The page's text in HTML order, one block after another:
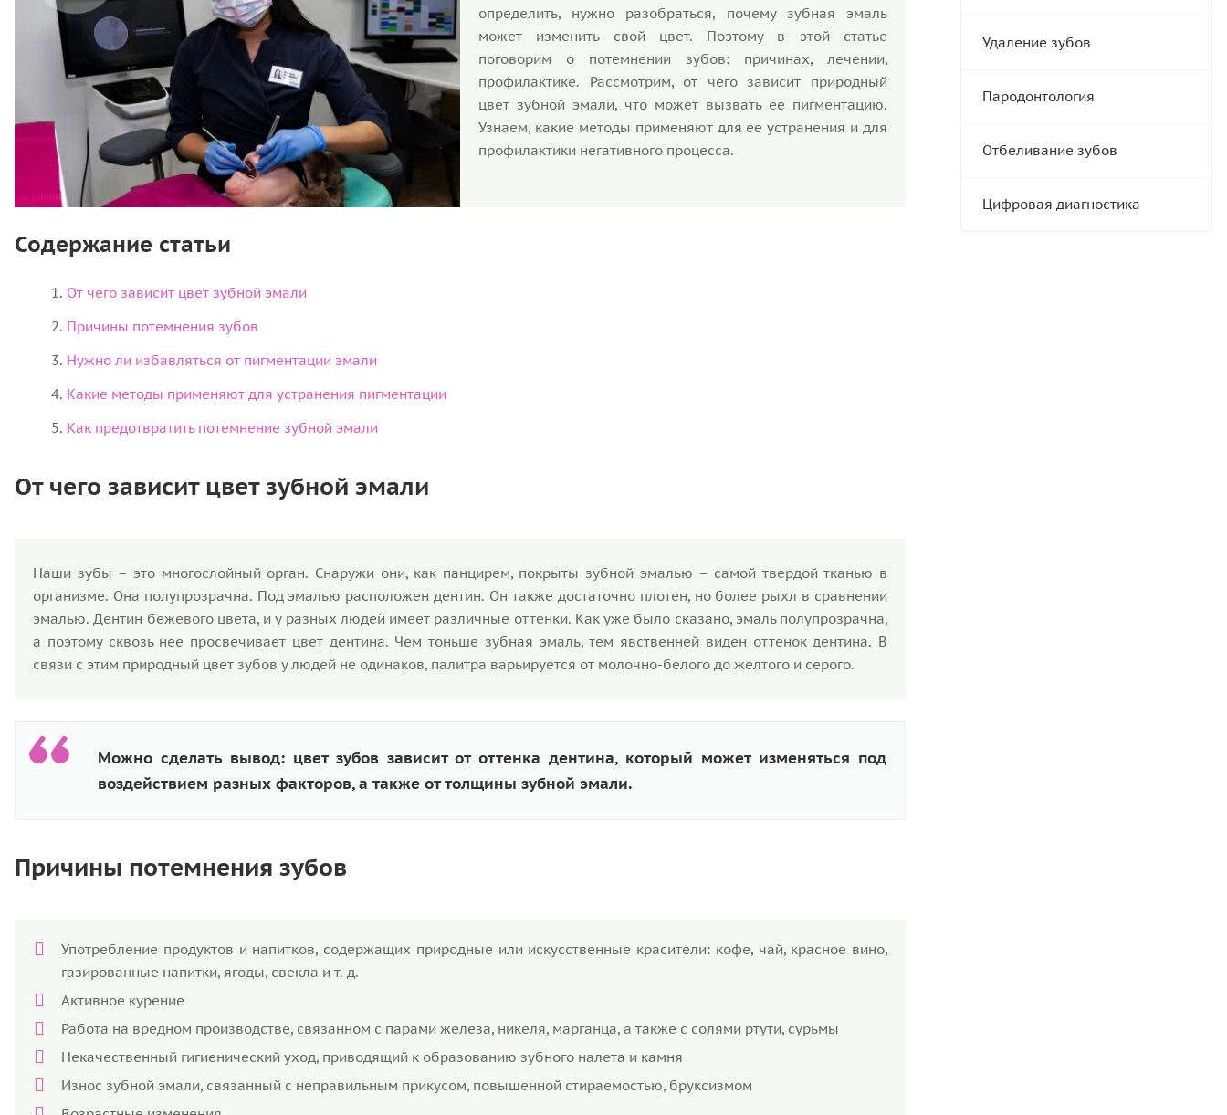
определить, нужно разобраться, почему зубная эмаль
может изменить свой цвет. Поэтому в этой статье
поговорим о потемнении зубов: причинах, лечении,
профилактике. Рассмотрим, от чего зависит природный
цвет зубной эмали, что может вызвать ее пигментацию.
Узнаем, какие методы применяют для ее устранения и для
профилактики негативного процесса.
Содержание статьи
От чего зависит цвет зубной эмали
Причины потемнения зубов
Нужно ли избавляться от пигментации эмали
Какие методы применяют для устранения пигментации
Как предотвратить потемнение зубной эмали
От чего зависит цвет зубной эмали
Наши зубы – это многослойный орган. Снаружи они, как панцирем, покрыты зубной эмалью – самой твердой тканью в
организме. Она полупрозрачна. Под эмалью расположен дентин. Он также достаточно плотен, но более рыхл в сравнении
эмалью. Дентин бежевого цвета, и у разных людей имеет различные оттенки. Как уже было сказано, эмаль полупрозрачна,
а поэтому сквозь нее просвечивает цвет дентина. Чем тоньше зубная эмаль, тем явственней виден оттенок дентина. В
связи с этим природный цвет зубов у людей не одинаков, палитра варьируется от молочно-белого до желтого и серого.
Можно сделать вывод: цвет зубов зависит от оттенка дентина, который может изменяться под
воздействием разных факторов, а также от толщины зубной эмали.
Причины потемнения зубов
Употребление продуктов и напитков, содержащих природные или искусственные красители: кофе, чай, красное вино,
газированные напитки, ягоды, свекла и т. д.
Активное курение
Работа на вредном производстве, связанном с парами железа, никеля, марганца, а также с солями ртути, сурьмы
Некачественный гигиенический уход, приводящий к образованию зубного налета и камня
Износ зубной эмали, связанный с неправильным прикусом, повышенной стираемостью, бруксизмом
Удаление зубов
Пародонтология
Отбеливание зубов
Цифровая диагностика